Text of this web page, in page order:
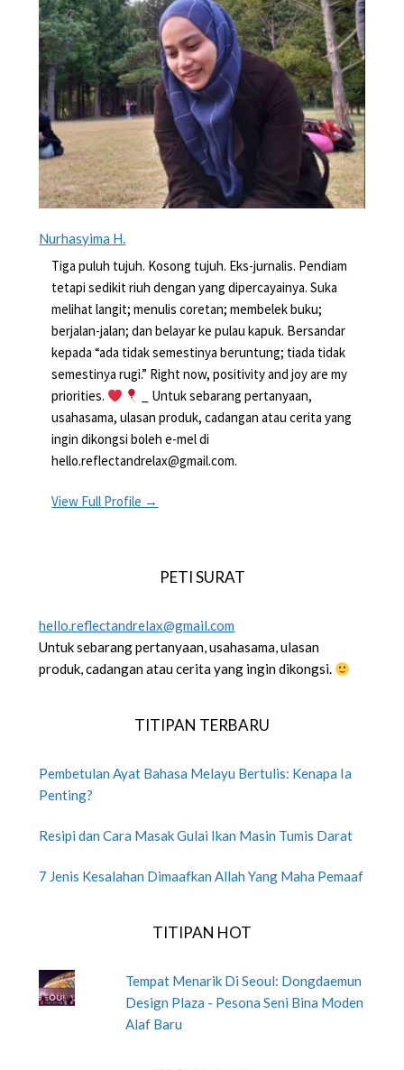
Nurhasyima H.
Tiga puluh tujuh. Kosong tujuh. Eks-jurnalis. Pendiam
tetapi sedikit riuh dengan yang dipercayainya. Suka
melihat langit; menulis coretan; membelek buku;
berjalan-jalan; dan belayar ke pulau kapuk. Bersandar
kepada “ada tidak semestinya beruntung; tiada tidak
semestinya rugi.” Right now, positivity and joy are my
priorities.
_ Untuk sebarang pertanyaan,
usahasama, ulasan produk, cadangan atau cerita yang
ingin dikongsi boleh e-mel di
hello.reflectandrelax@gmail.com.
View Full Profile →
PETI SURAT
hello.reflectandrelax@gmail.com
Untuk sebarang pertanyaan, usahasama, ulasan
produk, cadangan atau cerita yang ingin dikongsi.
TITIPAN TERBARU
Pembetulan Ayat Bahasa Melayu Bertulis: Kenapa Ia
Penting?
Resipi dan Cara Masak Gulai Ikan Masin Tumis Darat
7 Jenis Kesalahan Dimaafkan Allah Yang Maha Pemaaf
TITIPAN HOT
Tempat Menarik Di Seoul: Dongdaemun
Design Plaza - Pesona Seni Bina Moden
Alaf Baru